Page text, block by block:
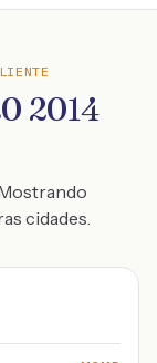
2014
cidades.